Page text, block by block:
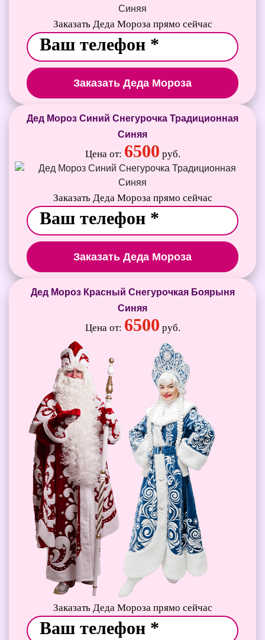
Заказать Деда Мороза прямо сейчас
Заказать Деда Мороза
Дед Мороз Синий Снегурочка Традиционная
Синяя
Цена от: 6500 руб.
Заказать Деда Мороза прямо сейчас
Заказать Деда Мороза
Дед Мороз Красный Снегурочкая Боярыня
Синяя
Цена от: 6500 руб.
Заказать Деда Мороза прямо сейчас